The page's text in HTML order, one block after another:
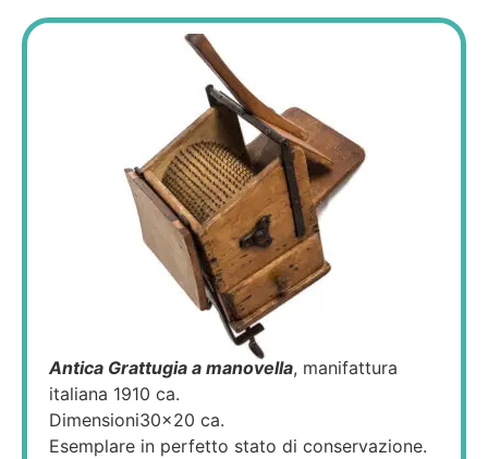
Antica Grattugia a manovella, manifattura
italiana 1910 ca.
Dimensioni30x20 ca.
Esemplare in perfetto stato di conservazione.